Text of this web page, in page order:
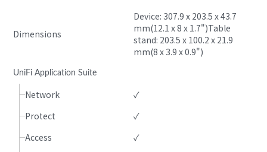
Dimensions
Device: 307.9 x 203.5 x 43.7
mm(12.1 x 8 x 1.7")Table
stand: 203.5 x 100.2 x 21.9
mm(8 x 3.9 x 0.9")
UniFi Application Suite
Network
✓
Protect
✓
Access
✓